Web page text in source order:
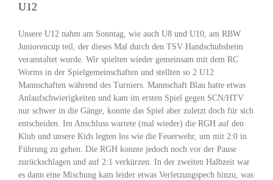
U12
Unsere U12 nahm am Sonntag, wie auch U8 und U10, am RBW
Juniorencup teil, der dieses Mal durch den TSV Handschuhsheim
veranstaltet wurde. Wir spielten wieder gemeinsam mit dem RC
Worms in der Spielgemeinschaften und stellten so 2 U12
Mannschaften während des Turniers. Mannschaft Blau hatte etwas
Anlaufschwierigkeiten und kam im ersten Spiel gegen SCN/HTV
nur schwer in die Gänge, konnte das Spiel aber zuletzt doch für sich
entscheiden. Im Anschluss wartete (mal wieder) die RGH auf den
Klub und unsere Kids legten los wie die Feuerwehr, um mit 2:0 in
Führung zu gehen. Die RGH konnte jedoch noch vor der Pause
zurückschlagen und auf 2:1 verkürzen. In der zweiten Halbzeit war
es dann eine Mischung kam leider etwas Verletzungspech hinzu, was